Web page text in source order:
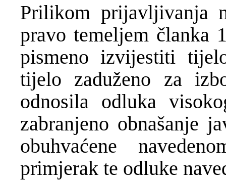
Prilikom prijavljivanja
pravo temeljem članka
pismeno izvijestiti
tijelo zaduženo za
odnosila odluka
zabranjeno obnašanje
obuhvaćene
primjerak te odluke